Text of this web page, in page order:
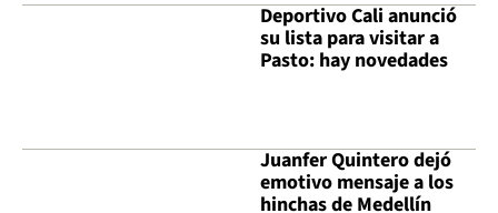
Deportivo Cali anunció
su lista para visitar a
Pasto: hay novedades
Juanfer Quintero dejó
emotivo mensaje a los
hinchas de Medellín